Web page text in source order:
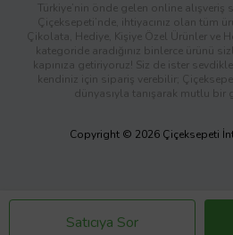
Satıcıya Sor
Türkiye’nin önde gelen online
Çiçeksepeti’nde, ihtiyacınız olan tüm
Çikolata, Hediye, Kişiye Özel Ürünler ve
kategoride aradığınız binlerce ürünü
kapınıza getiriyoruz! Siz de ister
kendiniz için sipariş verebilir;
dünyasıyla tanışarak mutlu bir
Copyright © 2026 Çiçeksepeti